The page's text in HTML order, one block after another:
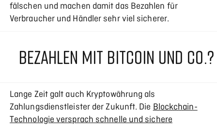
fälschen und machen damit das Bezahlen für
Verbraucher und Händler sehr viel sicherer.
BEZAHLEN MIT BITCOIN UND CO.?
Lange Zeit galt auch Kryptowährung als
Zahlungsdienstleister der Zukunft. Die Blockchain-
Technologie versprach schnelle und sichere